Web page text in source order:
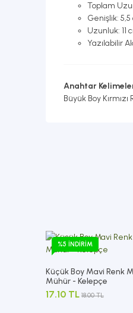
Toplam
Genişlik: 5,5
Uzunluk: 11
Yazılabilir
Anahtar
Büyük Boy
%5 İNDIRIM
Küçük Boy Mavi Renk
Mühür - Kelepçe
17.10 TL 18.00 TL